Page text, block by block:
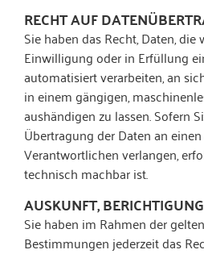
RECHT AUF
Sie haben das Recht, Daten,
Einwilligung oder in Erfüllung
automatisiert verarbeiten, an
in einem gängigen,
aushändigen zu lassen. Sofern
Übertragung der Daten an
Verantwortlichen verlangen,
technisch machbar ist.
AUSKUNFT,
Sie haben im Rahmen der
Bestimmungen jederzeit das